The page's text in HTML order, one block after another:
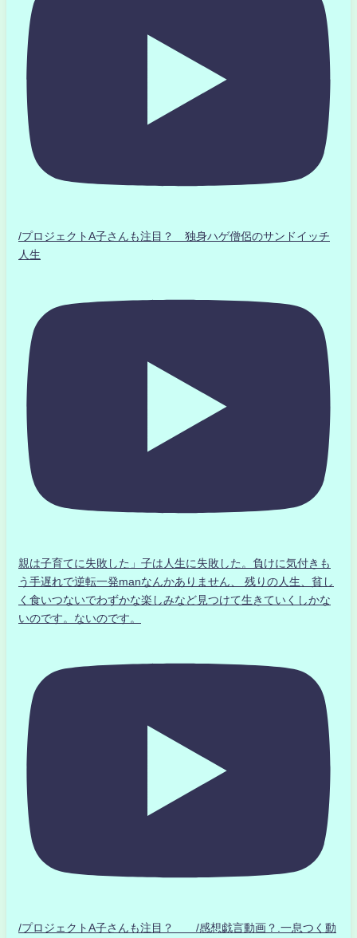
/プロジェクトA子さんも注目？ 独身ハゲ僧侶のサンドイッチ
人生
親は子育てに失敗した」子は人生に失敗した。負けに気付きも
う手遅れで逆転一発manなんかありません、 残りの人生、貧し
く食いつないでわずかな楽しみなど見つけて生きていくしかな
いのです。ないのです。
/プロジェクトA子さんも注目？ /感想戯言動画？.一息つく動